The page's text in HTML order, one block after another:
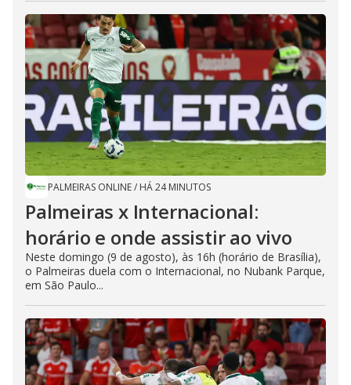
PALMEIRAS ONLINE/ HÁ 24 MINUTOS
Palmeiras x Internacional:
horário e onde assistir ao vivo
Neste domingo (9 de agosto), às 16h (horário de Brasília),
o Palmeiras duela com o Internacional, no Nubank Parque,
em São Paulo...